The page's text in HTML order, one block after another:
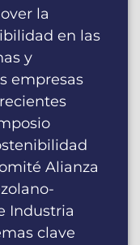
la
en las
y
empresas
Alianza
Industria
clave